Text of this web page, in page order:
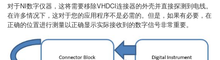
对于NI数字仪器，这将需要移除VHDCI连接器的外壳并直接探测到电线。
在许多情况下，这对于您的应用程序不是必需的。但是，如果有必要，在
正确的位置进行测量以正确显示实际接收到的数字信号非常重要。